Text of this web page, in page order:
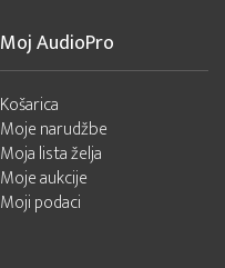
Moj AudioPro
Košarica
Moje narudžbe
Moja lista želja
Moje aukcije
Moji podaci